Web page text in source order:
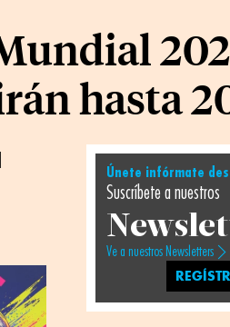
hasta
Únete infórmate
Suscríbete a nuestros
Ve a nuestros Newsletters